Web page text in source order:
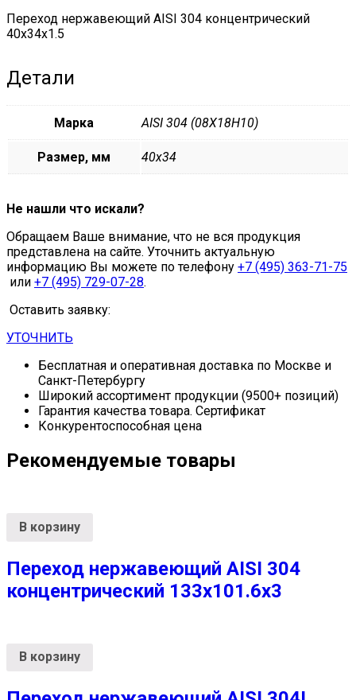
Переход нержавеющий AISI 304 концентрический
40х34х1.5
Детали
Марка AISI 304 (08Х18Н10)
Размер, мм 40х34
Не нашли что искали?
Обращаем Ваше внимание, что не вся продукция
представлена на сайте. Уточнить актуальную
информацию Вы можете по телефону +7 (495) 363-71-75
или +7 (495) 729-07-28.
Оставить заявку:
УТОЧНИТЬ
Бесплатная и оперативная доставка по Москве и
Санкт-Петербургу
Широкий ассортимент продукции (9500+ позиций)
Гарантия качества товара. Сертификат
Конкурентоспособная цена
Рекомендуемые товары
В корзину
Переход нержавеющий AISI 304
концентрический 133х101.6х3
В корзину